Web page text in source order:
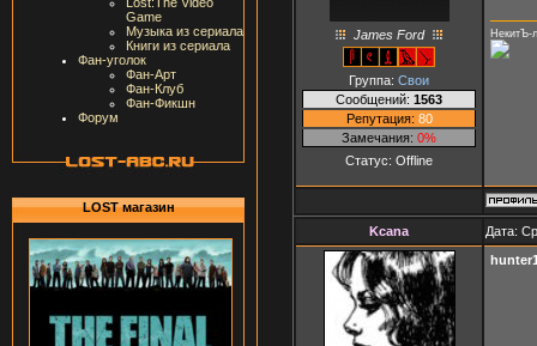
Game
Музыка из сериала
Книги из сериала
Фан-уголок
Фан-Арт
Фан-Клуб
Фан-Фикшн
Форум
LOST магазин
James Ford
Группа: Свои
Сообщений: 1563
Репутация: 80
Замечания: 0%
Статус: Offline
НекитЪ-
Kcana Дата: